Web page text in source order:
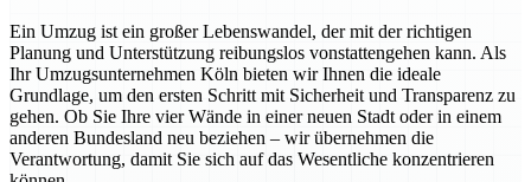
Ein Umzug ist ein großer Lebenswandel, der mit der richtigen
Planung und Unterstützung reibungslos vonstattengehen kann. Als
Ihr Umzugsunternehmen Köln bieten wir Ihnen die ideale
Grundlage, um den ersten Schritt mit Sicherheit und Transparenz zu
gehen. Ob Sie Ihre vier Wände in einer neuen Stadt oder in einem
anderen Bundesland neu beziehen – wir übernehmen die
Verantwortung, damit Sie sich auf das Wesentliche konzentrieren